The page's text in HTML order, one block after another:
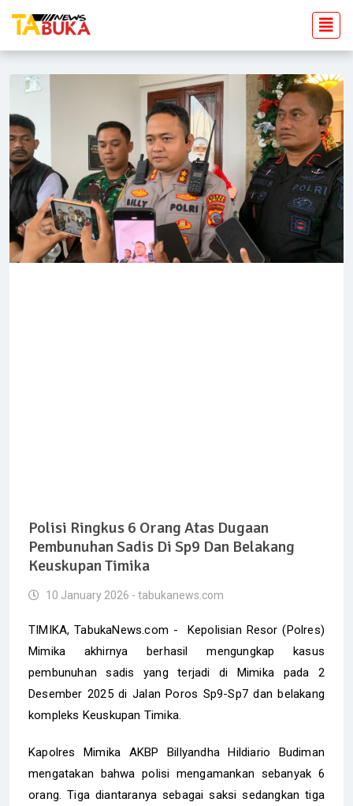
Polisi Ringkus 6 Orang Atas Dugaan
Pembunuhan Sadis Di Sp9 Dan Belakang
Keuskupan Timika
10 January 2026 - tabukanews.com
TIMIKA, TabukaNews.com - Kepolisian Resor (Polres)
Mimika akhirnya berhasil mengungkap kasus
pembunuhan sadis yang terjadi di Mimika pada 2
Desember 2025 di Jalan Poros Sp9-Sp7 dan belakang
kompleks Keuskupan Timika.
Kapolres Mimika AKBP Billyandha Hildiario Budiman
mengatakan bahwa polisi mengamankan sebanyak 6
orang. Tiga diantaranya sebagai saksi sedangkan tiga